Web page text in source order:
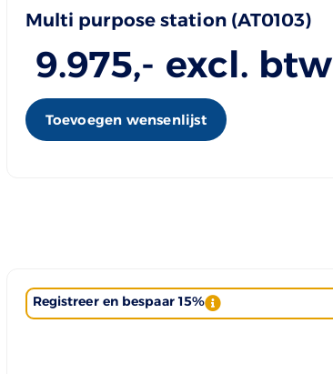
Multi purpose station (AT0103)
9.975,- excl. btw
Toevoegen wensenlijst
Registreer en bespaar 15%